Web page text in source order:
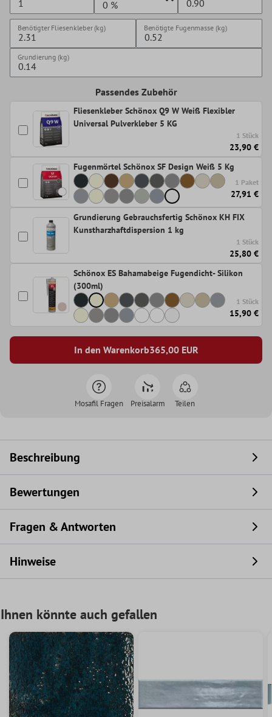
Benötigter Fliesenkleber (kg) Benötigte Fugenmasse (kg)
Grundierung (kg)
Passendes Zubehör
Fliesenkleber Schönox Q9 W Weiß Flexibler
Universal Pulverkleber 5 KG
1 Stück
23,90 €
Fugenmörtel Schönox SF Design Weiß 5 Kg
1 Paket
27,91 €
Grundierung Gebrauchsfertig Schönox KH FIX
Kunstharzhaftdispersion 1 kg
1 Stück
25,80 €
Schönox ES Bahamabeige Fugendicht- Silikon
(300ml)
1 Stück
15,90 €
In den Warenkorb365,00EUR
Mosafil Fragen Preisalarm Teilen
Beschreibung
Bewertungen
Fragen & Antworten
Hinweise
Ihnen könnte auch gefallen